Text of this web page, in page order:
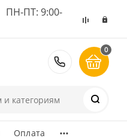
ПН-ПТ: 9:00-
8 (495)
0
Оплата ...